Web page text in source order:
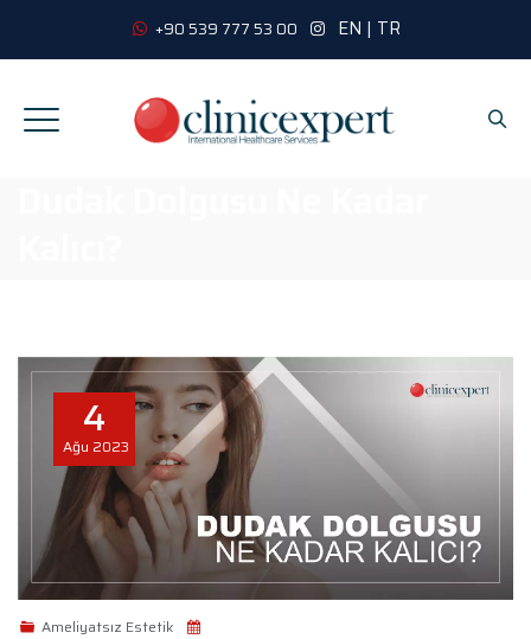
+90 539 777 53 00 EN | TR
4
Ağu 2023
Ameliyatsız Estetik